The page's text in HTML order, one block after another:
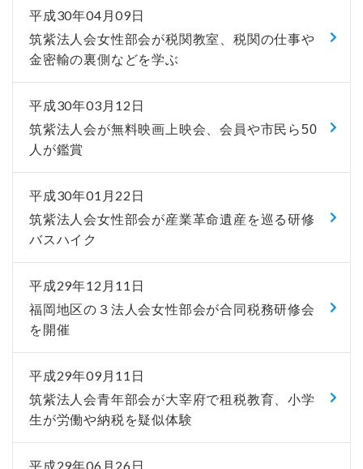
平成30年04月09日
筑紫法人会女性部会が税関教室、税関の仕事や
金密輸の裏側などを学ぶ
平成30年03月12日
筑紫法人会が無料映画上映会、会員や市民ら50
人が鑑賞
平成30年01月22日
筑紫法人会女性部会が産業革命遺産を巡る研修
バスハイク
平成29年12月11日
福岡地区の３法人会女性部会が合同税務研修会
を開催
平成29年09月11日
筑紫法人会青年部会が大宰府で租税教育、小学
生が労働や納税を疑似体験
平成29年06月26日